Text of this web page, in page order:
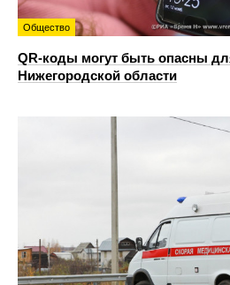
Общество
QR-коды могут быть опасны
Нижегородской области